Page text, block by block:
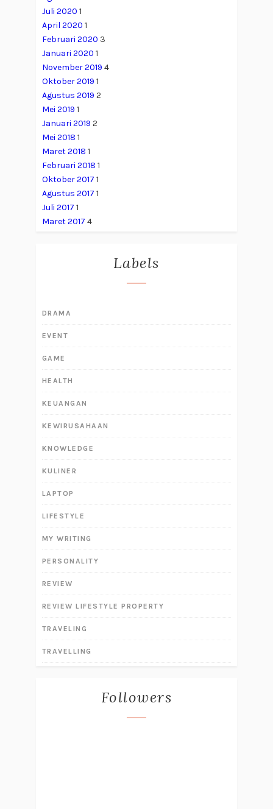
Juli 2020 1
April 2020 1
Februari 2020 3
Januari 2020 1
November 2019 4
Oktober 2019 1
Agustus 2019 2
Mei 2019 1
Januari 2019 2
Mei 2018 1
Maret 2018 1
Februari 2018 1
Oktober 2017 1
Agustus 2017 1
Juli 2017 1
Maret 2017 4
Labels
DRAMA
EVENT
GAME
HEALTH
KEUANGAN
KEWIRUSAHAAN
KNOWLEDGE
KULINER
LAPTOP
LIFESTYLE
MY WRITING
PERSONALITY
REVIEW
REVIEW LIFESTYLE PROPERTY
TRAVELING
TRAVELLING
Followers